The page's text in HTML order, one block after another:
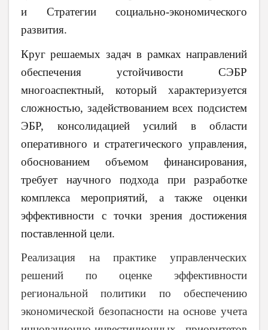
и Стратегии социально-экономического
развития.
Круг решаемых задач в рамках направлений
обеспечения устойчивости СЭБР
многоаспектный, который характеризуется
сложностью, задействованием всех подсистем
ЭБР, консолидацией усилий в области
оперативного и стратегического управления,
обоснованием объемом финансирования,
требует научного подхода при разработке
комплекса мероприятий, а также оценки
эффективности с точки зрения достижения
поставленной цели.
Реализация на практике управленческих
решений по оценке эффективности
региональной политики по обеспечению
экономической безопасности на основе учета